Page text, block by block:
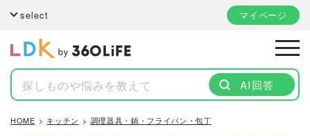
select マイページ
by
AI回答
HOME キッチン 調理器具・鍋・フライパン・包丁